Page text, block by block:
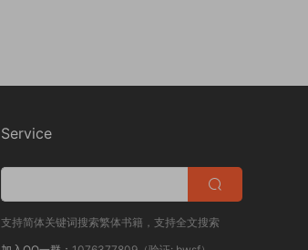
Service
支持简体关键词搜索繁体书籍，支持全文搜索